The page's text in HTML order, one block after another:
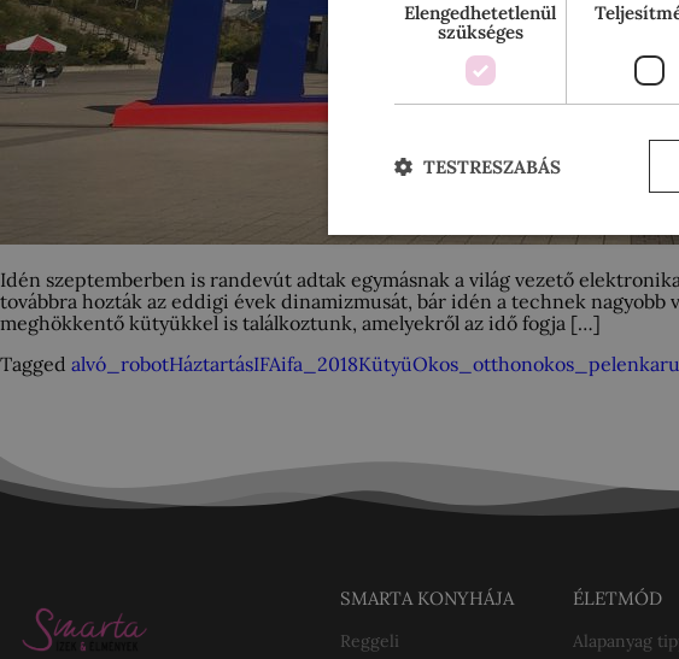
Idén szeptemberben is randevút adtak egymásnak a világ vezető
továbbra hozták az eddigi évek dinamizmusát, bár idén a technek
meghökkentő kütyükkel is találkoztunk, amelyekről az idő fogja […]
Tagged alvó_robotHáztartásIFAifa_2018KütyüOkos_otthonokos_pelenka
SMARTA KONYHÁJA
Reggeli
ÉLETMÓD
Alapanyag
Elengedhetetlenül
szükséges
TESTRESZABÁS